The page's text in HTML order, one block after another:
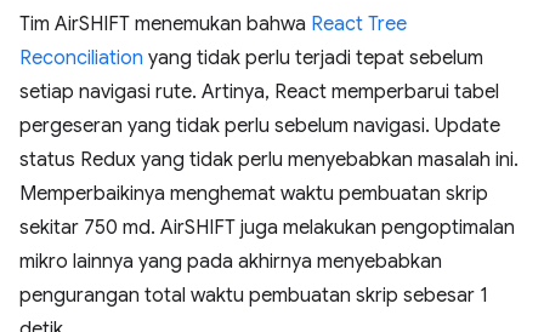
Tim AirSHIFT menemukan bahwa React Tree
Reconciliation yang tidak perlu terjadi tepat sebelum
setiap navigasi rute. Artinya, React memperbarui tabel
pergeseran yang tidak perlu sebelum navigasi. Update
status Redux yang tidak perlu menyebabkan masalah ini.
Memperbaikinya menghemat waktu pembuatan skrip
sekitar 750 md. AirSHIFT juga melakukan pengoptimalan
mikro lainnya yang pada akhirnya menyebabkan
pengurangan total waktu pembuatan skrip sebesar 1